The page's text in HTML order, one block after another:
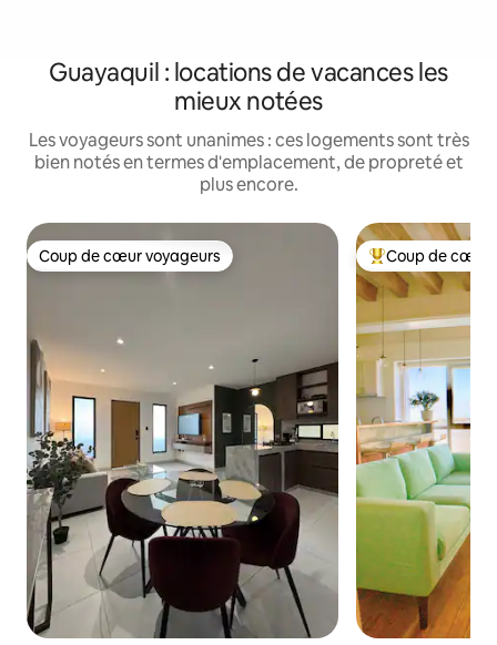
Guayaquil : locations de vacances les
mieux notées
Les voyageurs sont unanimes : ces logements sont très
bien notés en termes d'emplacement, de propreté et
plus encore.
Coup de cœur voyageurs
Coup de cœur voyageurs Coups de cœur
Coup de cœur